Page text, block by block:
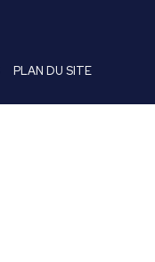
PLAN DU SITE